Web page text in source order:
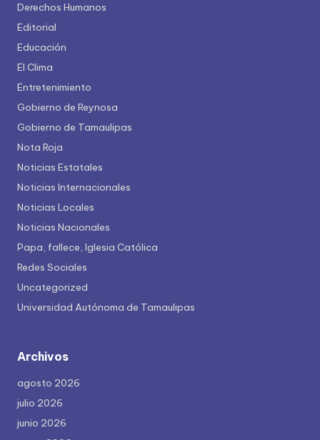
Derechos Humanos
Editorial
Educación
El Clima
Entretenimiento
Gobierno de Reynosa
Gobierno de Tamaulipas
Nota Roja
Noticias Estatales
Noticias Internacionales
Noticias Locales
Noticias Nacionales
Papa, fallece, Iglesia Católica
Redes Sociales
Uncategorized
Universidad Autónoma de Tamaulipas
Archivos
agosto 2026
julio 2026
junio 2026